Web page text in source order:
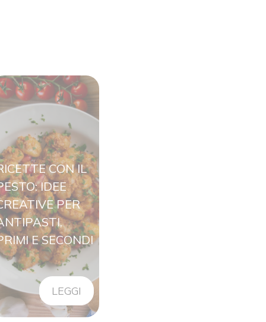
CON IL
IDEE
PER
E SECONDI
LEGGI